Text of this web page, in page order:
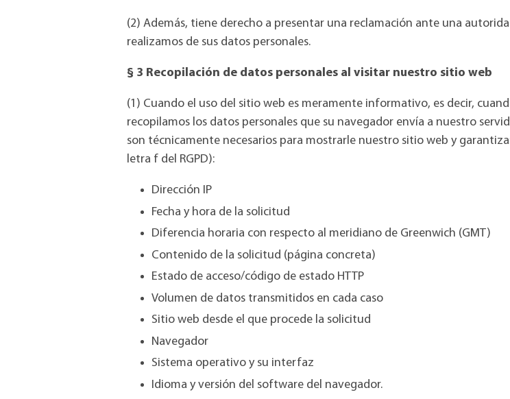
(2) Además, tiene derecho a presentar una reclamación ante una
realizamos de sus datos personales.
§ 3 Recopilación de datos personales al visitar nuestro sitio web
(1) Cuando el uso del sitio web es meramente informativo, es decir,
recopilamos los datos personales que su navegador envía a nuestro
son técnicamente necesarios para mostrarle nuestro sitio web y
letra f del RGPD):
Dirección IP
Fecha y hora de la solicitud
Diferencia horaria con respecto al meridiano de Greenwich (GMT)
Contenido de la solicitud (página concreta)
Estado de acceso/código de estado HTTP
Volumen de datos transmitidos en cada caso
Sitio web desde el que procede la solicitud
Navegador
Sistema operativo y su interfaz
Idioma y versión del software del navegador.